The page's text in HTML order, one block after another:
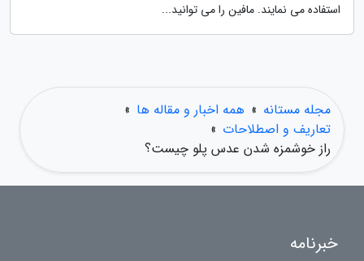
استفاده می نمایند. مافین را می توانید...
مجله مستانه » همه اخبار و مقاله ها »
تعاریف و اصطلاحات »
راز خوشمزه شدن عدس پلو چیست؟
خبرنامه